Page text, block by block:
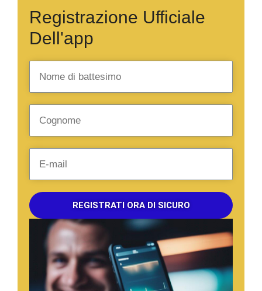
Registrazione Ufficiale
Dell'app
REGISTRATI ORA DI SICURO